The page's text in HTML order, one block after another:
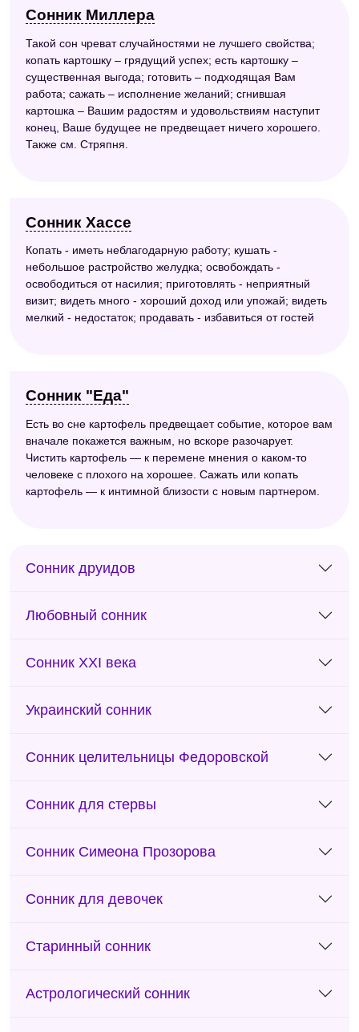
Сонник Миллера
Такой сон чреват случайностями не лучшего свойства;
копать картошку – грядущий успех; есть картошку –
существенная выгода; готовить – подходящая Вам
работа; сажать – исполнение желаний; сгнившая
картошка – Вашим радостям и удовольствиям наступит
конец, Ваше будущее не предвещает ничего хорошего.
Также см. Стряпня.
Сонник Хассе
Копать - иметь неблагодарную работу; кушать -
небольшое растройство желудка; освобождать -
освободиться от насилия; приготовлять - неприятный
визит; видеть много - хороший доход или упожай; видеть
мелкий - недостаток; продавать - избавиться от гостей
Сонник "Еда"
Есть во сне картофель предвещает событие, которое вам
вначале покажется важным, но вскоре разочарует.
Чистить картофель — к перемене мнения о каком-то
человеке с плохого на хорошее. Сажать или копать
картофель — к интимной близости с новым партнером.
Сонник друидов
Любовный сонник
Сонник XXI века
Украинский сонник
Сонник целительницы Федоровской
Сонник для стервы
Сонник Симеона Прозорова
Сонник для девочек
Старинный сонник
Астрологический сонник